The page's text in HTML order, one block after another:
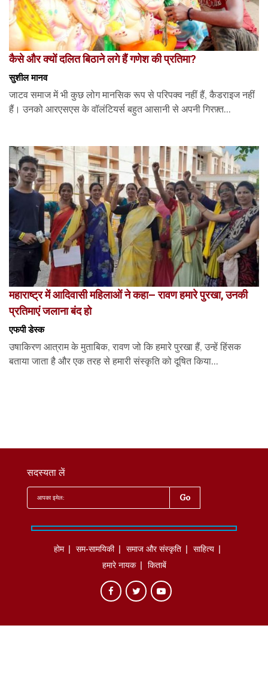
कैसे और क्यों दलित बिठाने लगे हैं गणेश की प्रतिमा?
सुशील मानव
जाटव समाज में भी कुछ लोग मानसिक रूप से परिपक्व नहीं हैं, कैडराइज नहीं
हैं। उनको आरएसएस के वॉलंटियर्स बहुत आसानी से अपनी गिरफ़्त...
महाराष्ट्र में आदिवासी महिलाओं ने कहा– रावण हमारे पुरखा, उनकी
प्रतिमाएं जलाना बंद हो
एफपी डेस्‍क
उषाकिरण आत्राम के मुताबिक, रावण जो कि हमारे पुरखा हैं, उन्हें हिंसक
बताया जाता है और एक तरह से हमारी संस्कृति को दूषित किया...
सदस्यता लें
होम सम-सामयिकी समाज और संस्कृति
साहित्‍य
हमारे नायक
किताबें